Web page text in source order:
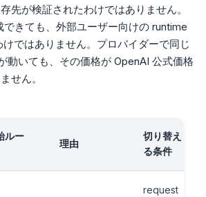
先が検証されたわけではありません。
きても、外部ユーザー向けの runtime
ではありません。プロバイダーで同じ
動いても、その価格が OpenAI 公式価格
せん。
ルー
理由
切り替え
る条件
request